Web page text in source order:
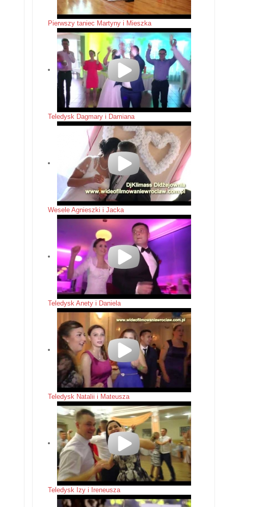
Pierwszy taniec Martyny i Mieszka
Teledysk Dagmary i Damiana
Wesele Agnieszki i Jacka
Teledysk Anety i Daniela
Teledysk Natalii i Mateusza
Teledysk Izy i Ireneusza